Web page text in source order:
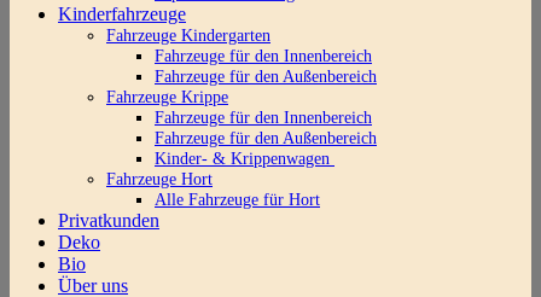
Kinderfahrzeuge
Fahrzeuge Kindergarten
Fahrzeuge für den Innenbereich
Fahrzeuge für den Außenbereich
Fahrzeuge Krippe
Fahrzeuge für den Innenbereich
Fahrzeuge für den Außenbereich
Kinder- & Krippenwagen
Fahrzeuge Hort
Alle Fahrzeuge für Hort
Privatkunden
Deko
Bio
Über uns